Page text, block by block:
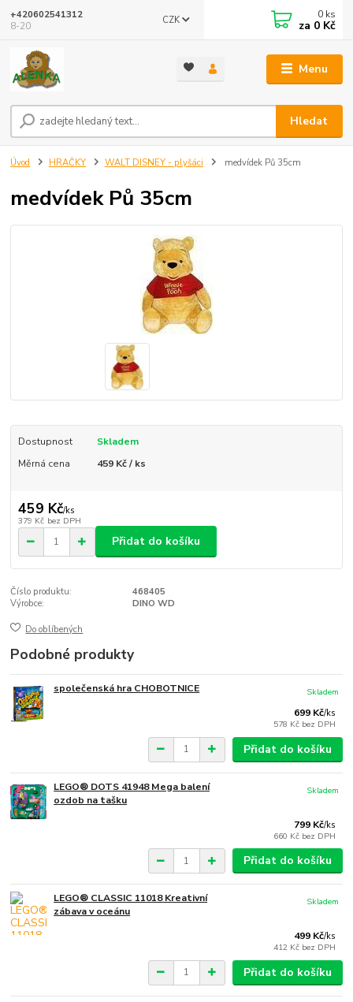
Menu
CZK
Hledat
+420602541312
8-20
0 ks
za 0 Kč
Úvod HRAČKY WALT DISNEY - plyšáci medvídek Pů 35cm
medvídek Pů 35cm
Dostupnost
Skladem
Měrná cena
459 Kč / ks
459 Kč/ks
379 Kč bez DPH
Přidat do košíku
Číslo produktu:
468405
Výrobce:
DINO WD
Do oblíbených
Podobné produkty
společenská hra CHOBOTNICE
699 Kč/ks
578 Kč bez DPH
Skladem
Přidat do košíku
LEGO® DOTS 41948 Mega balení
ozdob na tašku
799 Kč/ks
660 Kč bez DPH
Skladem
Přidat do košíku
LEGO® CLASSIC 11018 Kreativní
zábava v oceánu
499 Kč/ks
412 Kč bez DPH
Skladem
Přidat do košíku